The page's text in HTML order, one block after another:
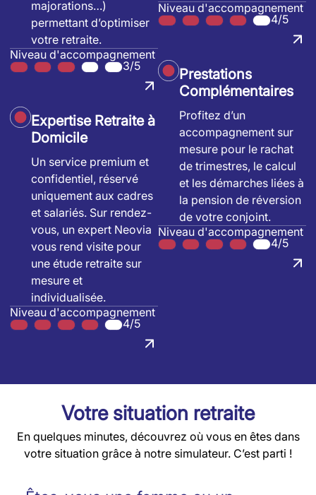
majorations…)
permettant d’optimiser
votre retraite.
Niveau d'accompagnement
3/5
Expertise Retraite à
Domicile
Un service premium et
confidentiel, réservé
uniquement aux cadres
et salariés. Sur rendez-
vous, un expert Neovia
vous rend visite pour
une étude retraite sur
mesure et
individualisée.
Niveau d'accompagnement
4/5
Niveau d'accompagnement
4/5
Prestations
Complémentaires
Profitez d’un
accompagnement sur
mesure pour le rachat
de trimestres, le calcul
et les démarches liées à
la pension de réversion
de votre conjoint.
Niveau d'accompagnement
4/5
Votre situation retraite
En quelques minutes, découvrez où vous en êtes dans
votre situation grâce à notre simulateur. C’est parti !